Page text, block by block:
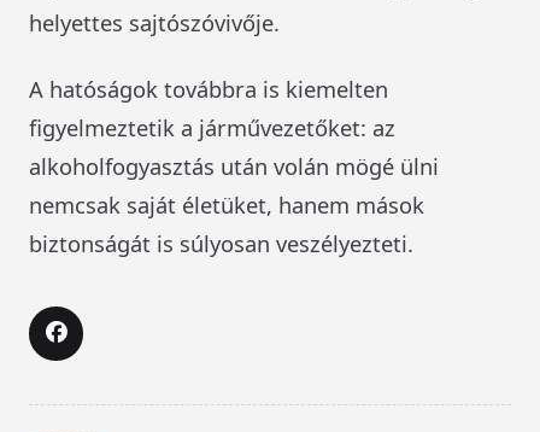
helyettes sajtószóvivője.
A hatóságok továbbra is kiemelten
figyelmeztetik a járművezetőket: az
alkoholfogyasztás után volán mögé ülni
nemcsak saját életüket, hanem mások
biztonságát is súlyosan veszélyezteti.